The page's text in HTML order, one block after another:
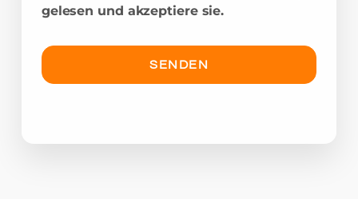
gelesen und akzeptiere sie.